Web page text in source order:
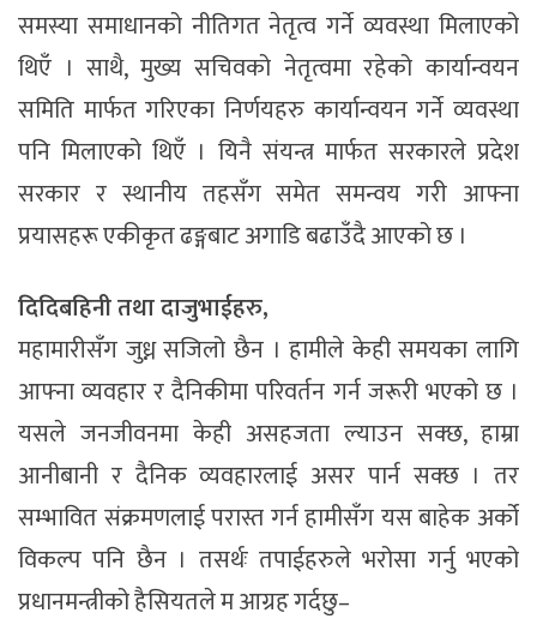
समस्या समाधानको नीतिगत नेतृत्व गर्ने व्यवस्था मिलाएको
थिएँ । साथै, मुख्य सचिवको नेतृत्वमा रहेको कार्यान्वयन
समिति मार्फत गरिएका निर्णयहरु कार्यान्वयन गर्ने व्यवस्था
पनि मिलाएको थिएँ । यिनै संयन्त्र मार्फत सरकारले प्रदेश
सरकार र स्थानीय तहसँग समेत समन्वय गरी आफ्ना
प्रयासहरू एकीकृत ढङ्गबाट अगाडि बढाउँदै आएको छ ।
दिदिबहिनी तथा दाजुभाईहरु,
महामारीसँग जुध्न सजिलो छैन । हामीले केही समयका लागि
आफ्ना व्यवहार र दैनिकीमा परिवर्तन गर्न जरूरी भएको छ ।
यसले जनजीवनमा केही असहजता ल्याउन सक्छ, हाम्रा
आनीबानी र दैनिक व्यवहारलाई असर पार्न सक्छ । तर
सम्भावित संक्रमणलाई परास्त गर्न हामीसँग यस बाहेक अर्को
विकल्प पनि छैन । तसर्थः तपाईहरुले भरोसा गर्नु भएको
प्रधानमन्त्रीको हैसियतले म आग्रह गर्दछु–